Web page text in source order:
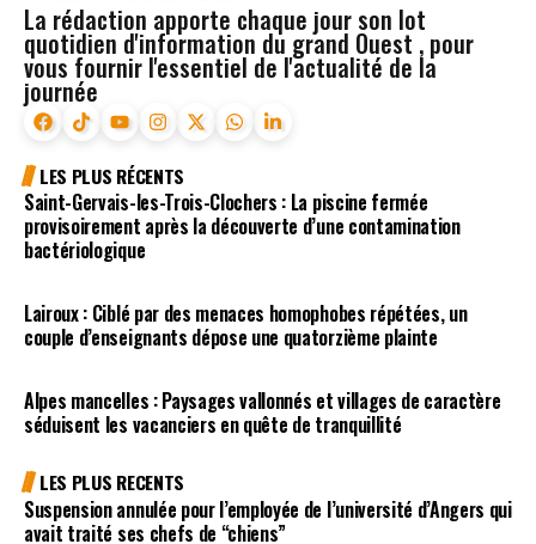
La rédaction apporte chaque jour son lot
quotidien d'information du grand Ouest , pour
vous fournir l'essentiel de l'actualité de la
journée
LES PLUS RÉCENTS
Saint-Gervais-les-Trois-Clochers : La piscine fermée
provisoirement après la découverte d’une contamination
bactériologique
Lairoux : Ciblé par des menaces homophobes répétées, un
couple d’enseignants dépose une quatorzième plainte
Alpes mancelles : Paysages vallonnés et villages de caractère
séduisent les vacanciers en quête de tranquillité
LES PLUS RECENTS
Suspension annulée pour l’employée de l’université d’Angers qui
avait traité ses chefs de “chiens”